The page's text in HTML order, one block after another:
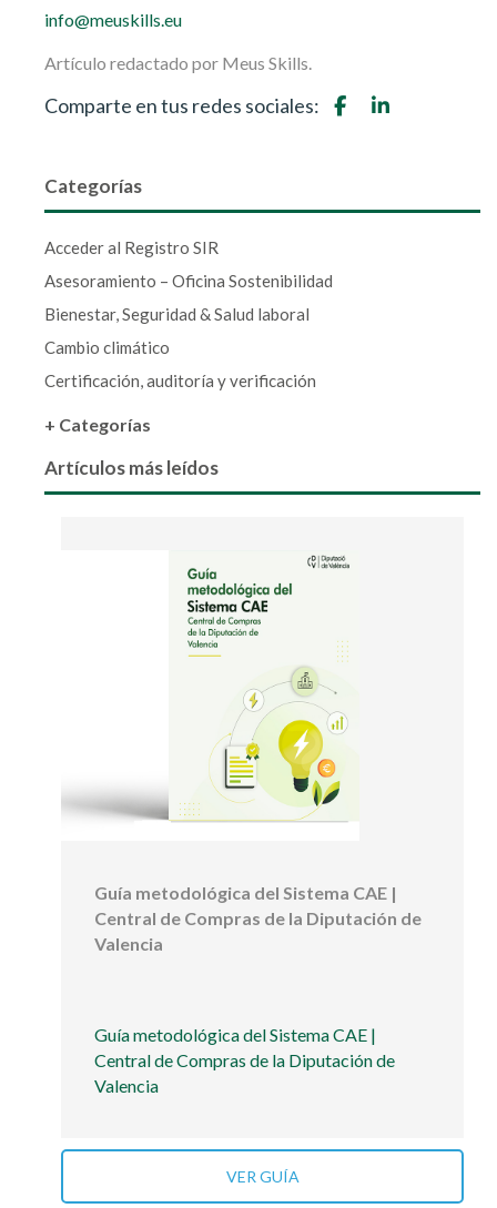
info@meuskills.eu
Artículo redactado por Meus Skills.
Comparte en tus redes sociales:
Categorías
Acceder al Registro SIR
Asesoramiento – Oficina Sostenibilidad
Bienestar, Seguridad & Salud laboral
Cambio climático
Certificación, auditoría y verificación
+ Categorías
Artículos más leídos
Guía metodológica del Sistema CAE |
Central de Compras de la Diputación de
Valencia
Guía metodológica del Sistema CAE |
Central de Compras de la Diputación de
Valencia
VER GUÍA